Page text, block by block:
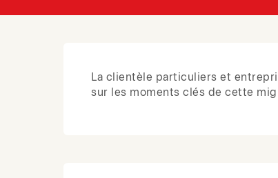
La clientèle particuliers et
sur les moments clés de cette